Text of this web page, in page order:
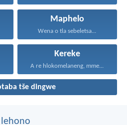
Maphelo
Wena o tla sebeletsa...
Kereke
A re hlokomelaneng, mme...
tše dingwe
lehono